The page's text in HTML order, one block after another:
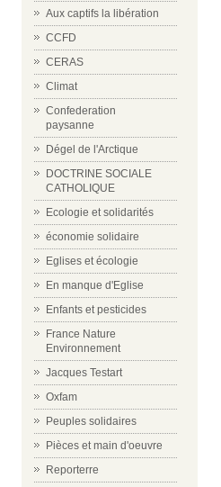
Aux captifs la libération
CCFD
CERAS
Climat
Confederation
paysanne
Dégel de l'Arctique
DOCTRINE SOCIALE
CATHOLIQUE
Ecologie et solidarités
économie solidaire
Eglises et écologie
En manque d'Eglise
Enfants et pesticides
France Nature
Environnement
Jacques Testart
Oxfam
Peuples solidaires
Pièces et main d'oeuvre
Reporterre